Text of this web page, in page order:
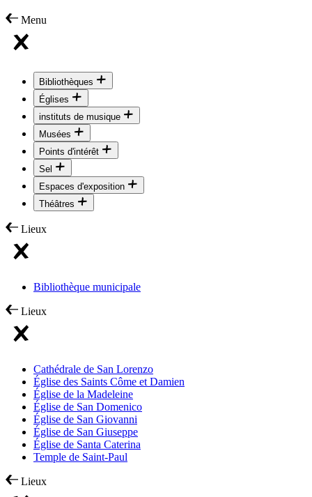
Menu
Bibliothèques
Églises
instituts de musique
Musées
Points d'intérêt
Sel
Espaces d'exposition
Théâtres
Lieux
Bibliothèque municipale
Lieux
Cathédrale de San Lorenzo
Église des Saints Côme et Damien
Église de la Madeleine
Église de San Domenico
Église de San Giovanni
Église de San Giuseppe
Église de Santa Caterina
Temple de Saint-Paul
Lieux